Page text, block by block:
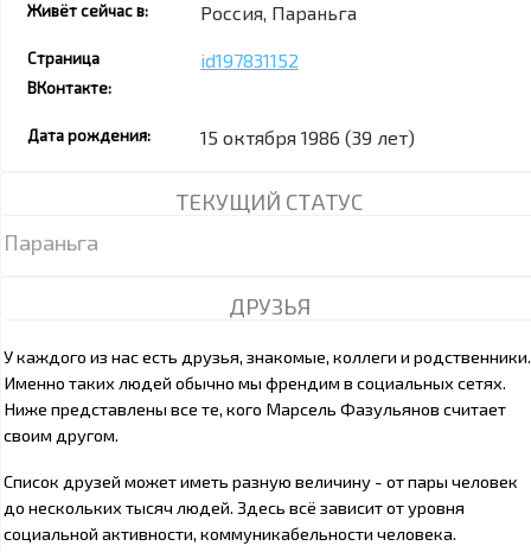
Живёт сейчас в: Россия, Параньга
Страница
ВКонтакте:
id197831152
Дата рождения: 15 октября 1986 (39 лет)
ТЕКУЩИЙ СТАТУС
Параньга
ДРУЗЬЯ
У каждого из нас есть друзья, знакомые, коллеги и родственники.
Именно таких людей обычно мы френдим в социальных сетях.
Ниже представлены все те, кого Марсель Фазульянов считает
своим другом.
Список друзей может иметь разную величину - от пары человек
до нескольких тысяч людей. Здесь всё зависит от уровня
социальной активности, коммуникабельности человека.